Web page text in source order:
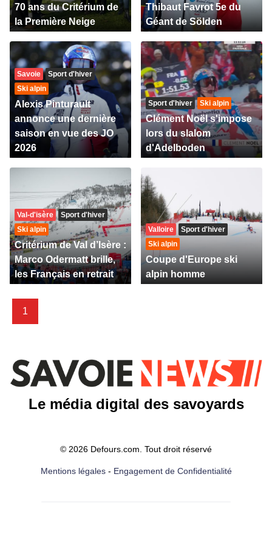
70 ans du Critérium de
la Première Neige
Thibaut Favrot 5e du
Géant de Sölden
Savoie
Sport d'hiver
Ski alpin
Alexis Pinturault
annonce une dernière
saison en vue des JO
2026
Sport d'hiver Ski alpin
Clément Noël s'impose
lors du slalom
d'Adelboden
Val-d'isère
Sport d'hiver
Ski alpin
Critérium de Val d’Isère :
Marco Odermatt brille,
les Français en retrait
Valloire
Sport d'hiver
Ski alpin
Coupe d'Europe ski
alpin homme
1
Le média digital des savoyards
© 2026 Defours.com. Tout droit réservé
Mentions légales- Engagement de Confidentialité